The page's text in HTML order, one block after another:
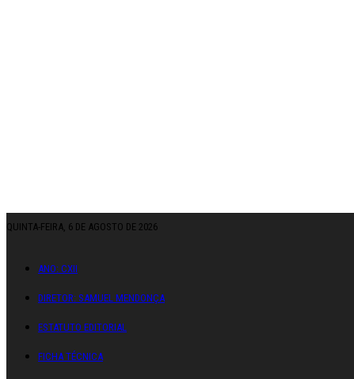
QUINTA-FEIRA, 6 DE AGOSTO DE 2026
ANO: CXII
DIRETOR: SAMUEL MENDONÇA
ESTATUTO EDITORIAL
FICHA TÉCNICA